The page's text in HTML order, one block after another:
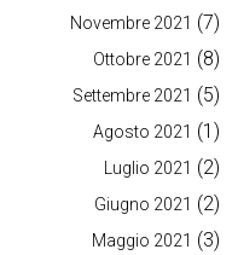
Novembre 2021 (7)
Ottobre 2021 (8)
Settembre 2021 (5)
Agosto 2021 (1)
Luglio 2021 (2)
Giugno 2021 (2)
Maggio 2021 (3)